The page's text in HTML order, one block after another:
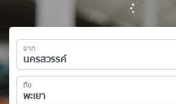
จาก
ถึง